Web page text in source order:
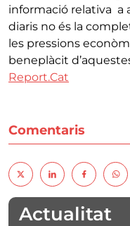
informació relativa a
diaris no és la
les pressions
beneplàcit
Report.Cat
Comentaris
Actualitat